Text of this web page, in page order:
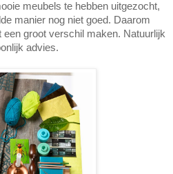
meubels te hebben uitgezocht,
manier nog niet goed. Daarom
een groot verschil maken. Natuurlijk
advies.